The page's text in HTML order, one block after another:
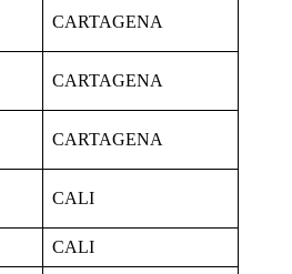
CARTAGENA
CARTAGENA
CARTAGENA
CALI
CALI